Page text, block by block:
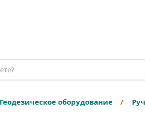
Геодезическое оборудование